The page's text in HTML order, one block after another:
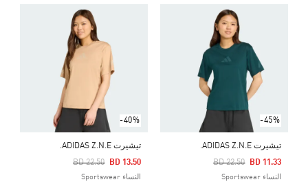
-45%
تيشيرت ADIDAS Z.N.E.
BD 22.50 BD 11.33
النساء Sportswear
-40%
تيشيرت ADIDAS Z.N.E.
Price Reduced From
BD 22.50 BD 13.50
النساء Sportswear
Price Reduced From